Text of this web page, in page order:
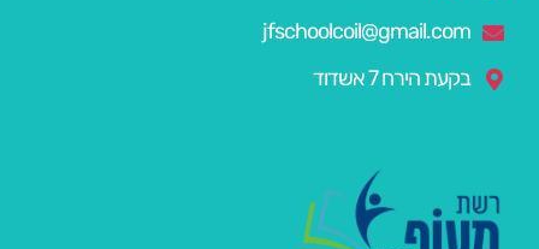
jfschoolcoil@gmail.com
בקעת הירח 7 אשדוד